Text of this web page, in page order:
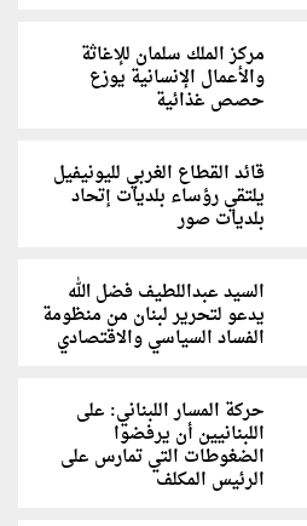
مركز الملك سلمان للإغاثة
والأعمال الإنسانية يوزع
حصص غذائية
قائد القطاع الغربي لليونيفيل
يلتقي رؤساء بلديات إتحاد
بلديات صور
السيد عبداللطيف فضل الله
يدعو لتحرير لبنان من منظومة
الفساد السياسي والاقتصادي
حركة المسار اللبناني: على
اللبنانيين أن يرفضوا
الضغوطات التي تمارس على
الرئيس المكلف